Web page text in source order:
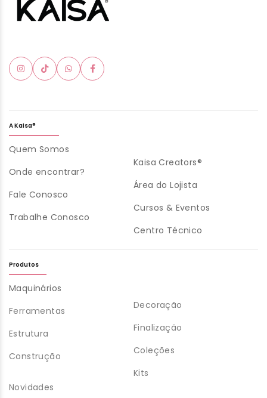
A Kaisa®
Quem Somos
Onde encontrar?
Fale Conosco
Trabalhe Conosco
Kaisa Creators®
Área do Lojista
Cursos & Eventos
Centro Técnico
Produtos
Maquinários
Ferramentas
Estrutura
Construção
Decoração
Finalização
Coleções
Kits
Novidades